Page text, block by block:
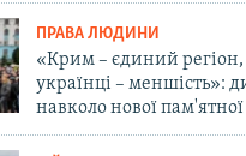
ПРАВА ЛЮДИНИ
«Крим – єдиний регіон,
українці – меншість»:
навколо нової